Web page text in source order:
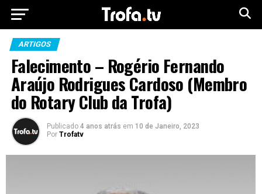
ARTIGOS
Falecimento – Rogério Fernando
Araújo Rodrigues Cardoso (Membro
do Rotary Club da Trofa)
Publicado 4 anos atrás em 10 de Janeiro, 2023
Por Trofatv